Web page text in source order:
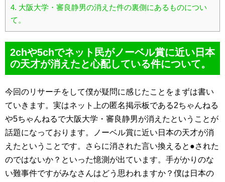
4. 大阪大学・審良静男の消えた件の裏側にあるものについ
て。
2chや5chでネット民がノーベル賞に近い日本
の天才が消えたと心配している件について。
今回のリサーチをして僕が疑問に感じたことをまずは書い
ていきます。実はネット上の匿名掲示板である2ちゃんねる
や5ちゃんねるで大阪大学・審良静男が消えたということが
話題になっております。ノーベル賞に近い日本の天才が消
えたということです。さらに消された言い換えると●された
のではないか？といった憶測が出ています。手がかりのな
い難事件ですがみなさんはどう思われますか？僕は日本の